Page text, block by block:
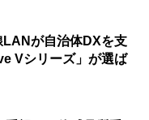
LANが自治体DXを支
Vシリーズ」が選ば